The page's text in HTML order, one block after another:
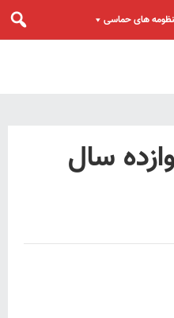
های حماسی
سال